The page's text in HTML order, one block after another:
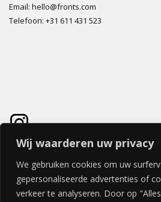
Wij waarderen uw privacy
We gebruiken cookies om uw
gepersonaliseerde advertenties of
verkeer te analyseren. Door op
Email: hello@fronts.com
Telefoon: +31 611 431 523
IRON GLINT DEUR 30x100cm
€101,64